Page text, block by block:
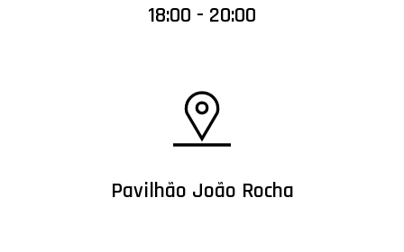
18:00 - 20:00
Pavilhão João Rocha